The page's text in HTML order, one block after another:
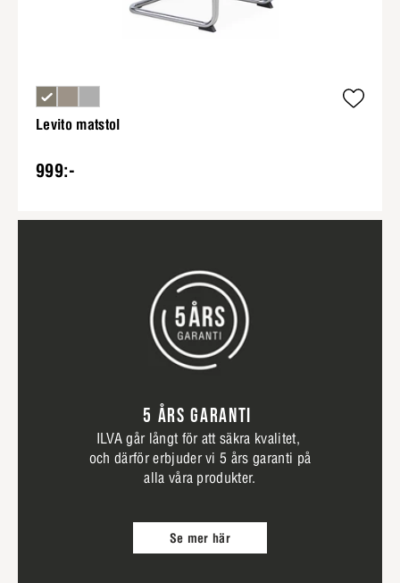
Levito matstol
999:-
5 ÅRS GARANTI
ILVA går långt för att säkra kvalitet,
och därför erbjuder vi 5 års garanti på
alla våra produkter.
Se mer här